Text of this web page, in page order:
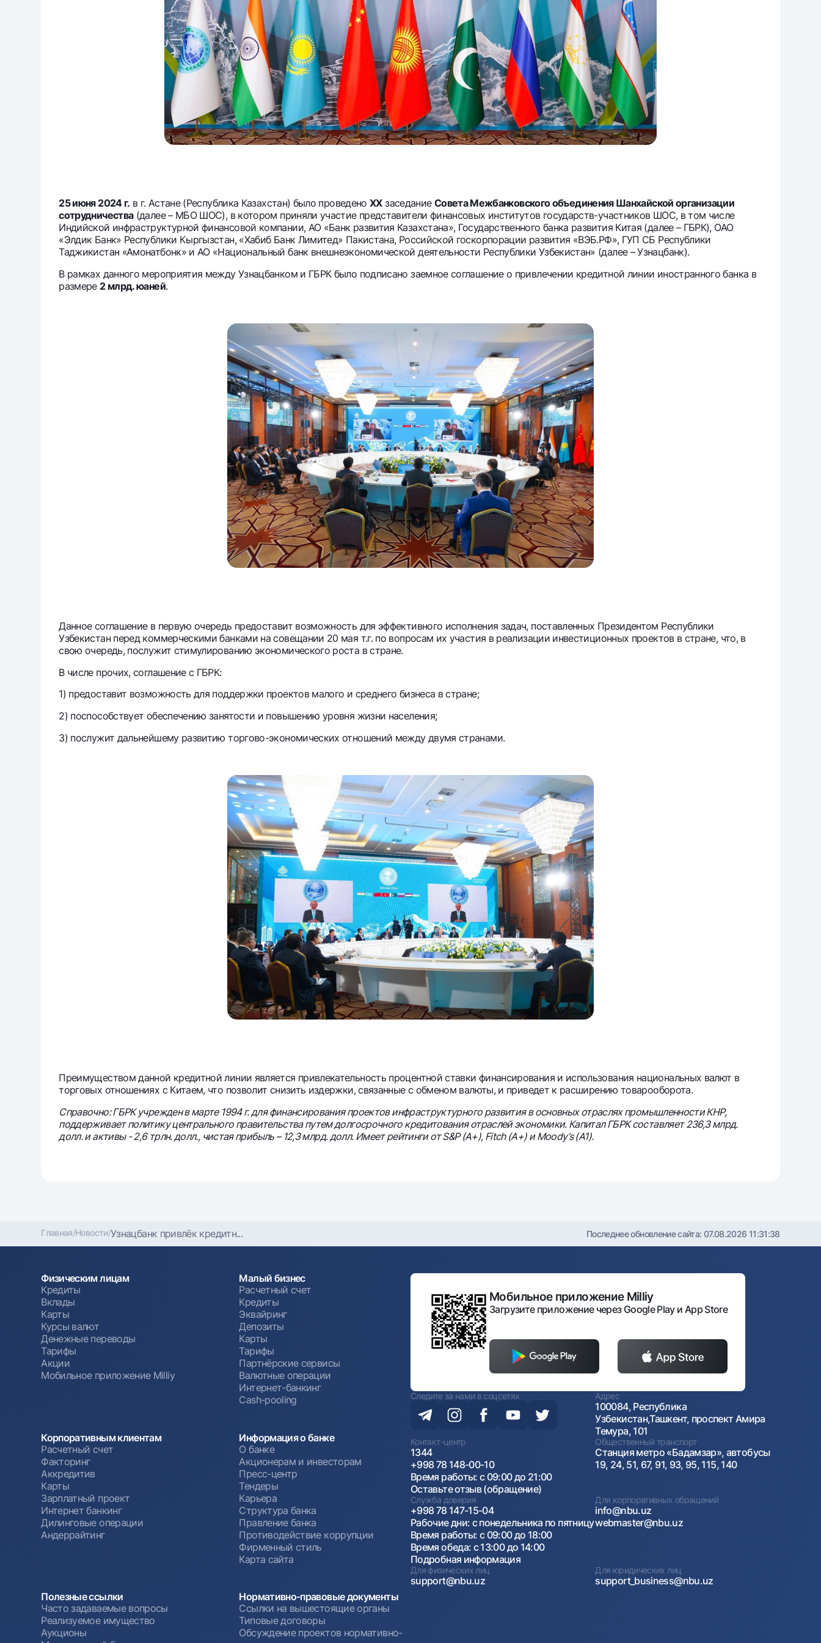
25 июня 2024 г. в г. Астане (Республика Казахстан) было проведеноXXзаседание Совета Межбанковского объединения Шанхайской организации
сотрудничества(далее – МБО ШОС), в котором приняли участие представители финансовых институтов государств-участников ШОС, в том числе
Индийской инфраструктурной финансовой компании, АО «Банк развития Казахстана», Государственного банка развития Китая (далее – ГБРК), ОАО
«Элдик Банк» Республики Кыргызстан, «Хабиб Банк Лимитед» Пакистана, Российской госкорпорации развития «ВЭБ.РФ», ГУП СБ Республики
Таджикистан «Амонатбонк» и АО «Национальный банк внешнеэкономической деятельности Республики Узбекистан» (далее – Узнацбанк).
В рамках данного мероприятия между Узнацбанком и ГБРК было подписано заемное соглашение о привлечении кредитной линии иностранного банка в
размере2 млрд. юаней.
Данное соглашение в первую очередь предоставит возможность для эффективного исполнения задач, поставленных Президентом Республики
Узбекистан перед коммерческими банками на совещании 20 мая т.г. по вопросам их участия в реализации инвестиционных проектов в стране, что, в
свою очередь, послужит стимулированию экономического роста в стране.
В числе прочих, соглашение с ГБРК:
1) предоставит возможность для поддержки проектов малого и среднего бизнеса в стране;
2) поспособствует обеспечению занятости и повышению уровня жизни населения;
3) послужит дальнейшему развитию торгово-экономических отношений между двумя странами.
Преимуществом данной кредитной линии является привлекательность процентной ставки финансирования и использования национальных валют в
торговых отношениях с Китаем, что позволит снизить издержки, связанные с обменом валюты, и приведет к расширению товарооборота.
Справочно: ГБРК учрежден в марте 1994 г. для финансирования проектов инфраструктурного развития в основных отраслях промышленности КНР,
поддерживает политику центрального правительства путем долгосрочного кредитования отраслей экономики. Капитал ГБРК составляет 236,3 млрд.
долл. и активы - 2,6 трлн. долл., чистая прибыль – 12,3 млрд. долл. Имеет рейтинги от S&P (A+), Fitch (A+) и Moody’s (A1).
Главная/Новости/Узнацбанк привлёк кредитн... Последнее обновление сайта: 07.08.2026 11:31:38
Физическим лицам
Кредиты
Вклады
Карты
Курсы валют
Денежные переводы
Тарифы
Акции
Мобильное приложение Milliy
Малый бизнес
Расчетный счет
Кредиты
Эквайринг
Депозиты
Карты
Тарифы
Партнёрские сервисы
Валютные операции
Интернет-банкинг
Cash-pooling
Корпоративным клиентам
Расчетный счет
Факторинг
Аккредитив
Карты
Зарплатный проект
Интернет банкинг
Дилинговые операции
Андеррайтинг
Информация о банке
О банке
Акционерам и инвесторам
Пресс-центр
Тендеры
Карьера
Структура банка
Правление банка
Противодействие коррупции
Фирменный стиль
Карта сайта
Полезные ссылки
Часто задаваемые вопросы
Реализуемое имущество
Аукционы
Нормативно-правовые документы
Ссылки на вышестоящие органы
Типовые договоры
Обсуждение проектов нормативно-
Мобильное приложение Milliy
Загрузите приложение через Google Play и App Store
Следите за нами в соцсетях Адрес
100084, Республика
Узбекистан,Ташкент, проспект Амира
Темура, 101
Контакт-центр
1344
+998 78 148-00-10
Время работы: с 09:00 до 21:00
Оставьте отзыв (обращение)
Общественный транспорт
Станция метро «Бадамзар», автобусы
19, 24, 51, 67, 91, 93, 95, 115, 140
Служба доверия
+998 78 147-15-04
Рабочие дни: с понедельника по пятницу
Время работы: с 09:00 до 18:00
Время обеда: с 13:00 до 14:00
Подробная информация
Для корпоративных обращений
info@nbu.uz
webmaster@nbu.uz
Для физических лиц
support@nbu.uz
Для юридических лиц
support_business@nbu.uz